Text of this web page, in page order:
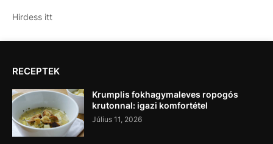
Hirdess itt
RECEPTEK
Krumplis fokhagymaleves ropogós
krutonnal: igazi komfortétel
Július 11, 2026